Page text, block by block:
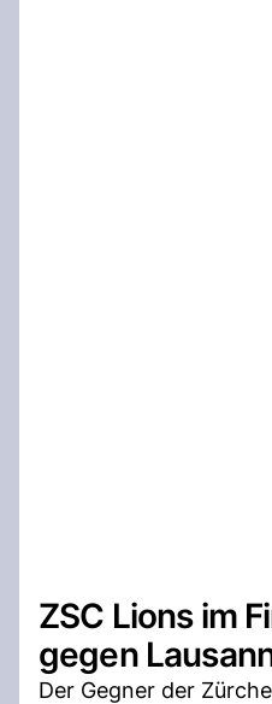
ZSC Lions im
gegen
Der Gegner der